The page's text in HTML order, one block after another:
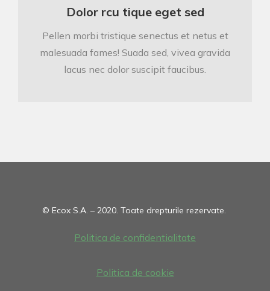
Dolor rcu tique eget sed
Pellen morbi tristique senectus et netus et
malesuada fames! Suada sed, vivea gravida
lacus nec dolor suscipit faucibus.
© Ecox S.A. – 2020. Toate drepturile rezervate.
Politica de confidentialitate
Politica de cookie